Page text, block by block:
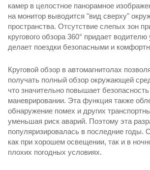
камер в целостное панорамное
на монитор выводится "вид сверху"
пространства. Отсутствие слепых зон
кругового обзора 360° придает водителю
делает поездки безопасными и
Круговой обзор в автомагнитолах
получать полный обзор окружающей
что значительно повышает
маневрировании. Эта функция также
обнаружение помех и других
уменьшая риск аварий. Поэтому эта
популяризировалась в последние годы.
как при хорошем освещении, так и в
плохих погодных условиях.